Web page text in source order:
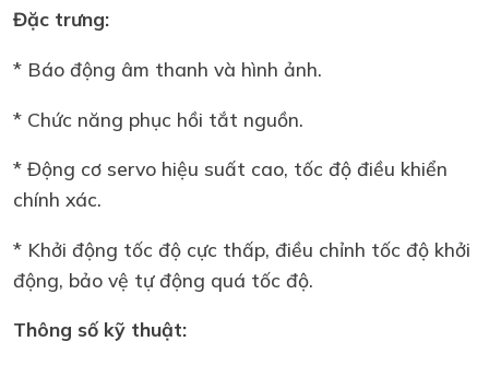
Đặc trưng:
* Báo động âm thanh và hình ảnh.
* Chức năng phục hồi tắt nguồn.
* Động cơ servo hiệu suất cao, tốc độ điều khiển
chính xác.
* Khởi động tốc độ cực thấp, điều chỉnh tốc độ khởi
động, bảo vệ tự động quá tốc độ.
Thông số kỹ thuật: